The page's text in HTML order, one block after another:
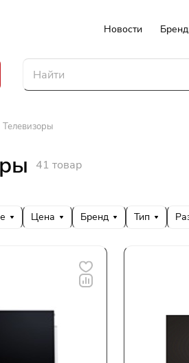
Новости
Телевизоры
41 товар
Цена Бренд Тип